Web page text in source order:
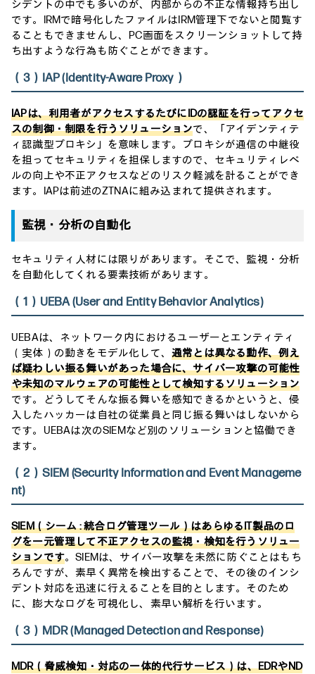
シデントの中でも多いのが、内部からの不正な情報持ち出し
です。IRMで暗号化したファイルはIRM管理下でないと閲覧す
ることもできませんし、PC画面をスクリーンショットして持
ち出すような行為も防ぐことができます。
（3）IAP (Identity-Aware Proxy）
IAPは、利用者がアクセスするたびにIDの認証を行ってアクセ
スの制御・制限を行うソリューションで、「アイデンティテ
ィ認識型プロキシ」を意味します。プロキシが通信の中継役
を担ってセキュリティを担保しますので、セキュリティレベ
ルの向上や不正アクセスなどのリスク軽減を計ることができ
ます。IAPは前述のZTNAに組み込まれて提供されます。
監視・分析の自動化
セキュリティ人材には限りがあります。そこで、監視・分析
を自動化してくれる要素技術があります。
（1）UEBA (User and Entity Behavior Analytics)
UEBAは、ネットワーク内におけるユーザーとエンティティ
（実体）の動きをモデル化して、 通常とは異なる動作、例え
ば疑わしい振る舞いがあった場合に、サイバー攻撃の可能性
や未知のマルウェアの可能性として検知するソリューション
です。どうしてそんな振る舞いを感知できるかというと、侵
入したハッカーは自社の従業員と同じ振る舞いはしないから
です。UEBAは次のSIEMなど別のソリューションと協働でき
ます。
（2）SIEM (Security Information and Event Manageme
nt)
SIEM（シーム : 統合ログ管理ツール）はあらゆるIT製品のロ
グを一元管理して不正アクセスの監視・検知を行うソリュー
ションです。SIEMは、サイバー攻撃を未然に防ぐことはもち
ろんですが、素早く異常を検出することで、その後のインシ
デント対応を迅速に行えることを目的とします。そのため
に、膨大なログを可視化し、素早い解析を行います。
（3）MDR (Managed Detection and Response)
MDR（脅威検知・対応の一体的代行サービス）は、EDRやND